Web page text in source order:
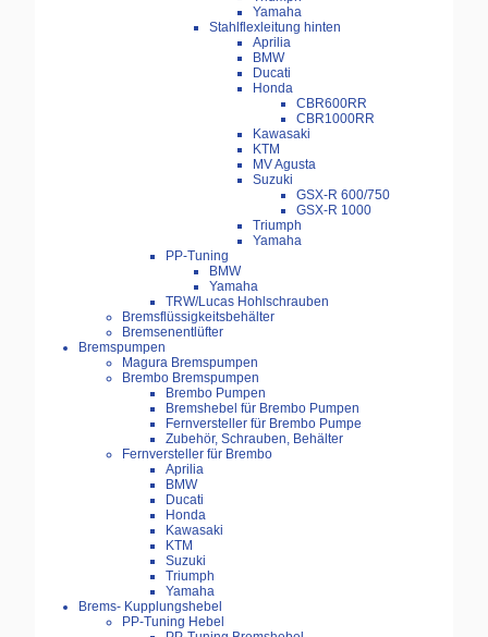
Yamaha
Stahlflexleitung hinten
Aprilia
BMW
Ducati
Honda
CBR600RR
CBR1000RR
Kawasaki
KTM
MV Agusta
Suzuki
GSX-R 600/750
GSX-R 1000
Triumph
Yamaha
PP-Tuning
BMW
Yamaha
TRW/Lucas Hohlschrauben
Bremsflüssigkeitsbehälter
Bremsenentlüfter
Bremspumpen
Magura Bremspumpen
Brembo Bremspumpen
Brembo Pumpen
Bremshebel für Brembo Pumpen
Fernversteller für Brembo Pumpe
Zubehör, Schrauben, Behälter
Fernversteller für Brembo
Aprilia
BMW
Ducati
Honda
Kawasaki
KTM
Suzuki
Triumph
Yamaha
Brems- Kupplungshebel
PP-Tuning Hebel